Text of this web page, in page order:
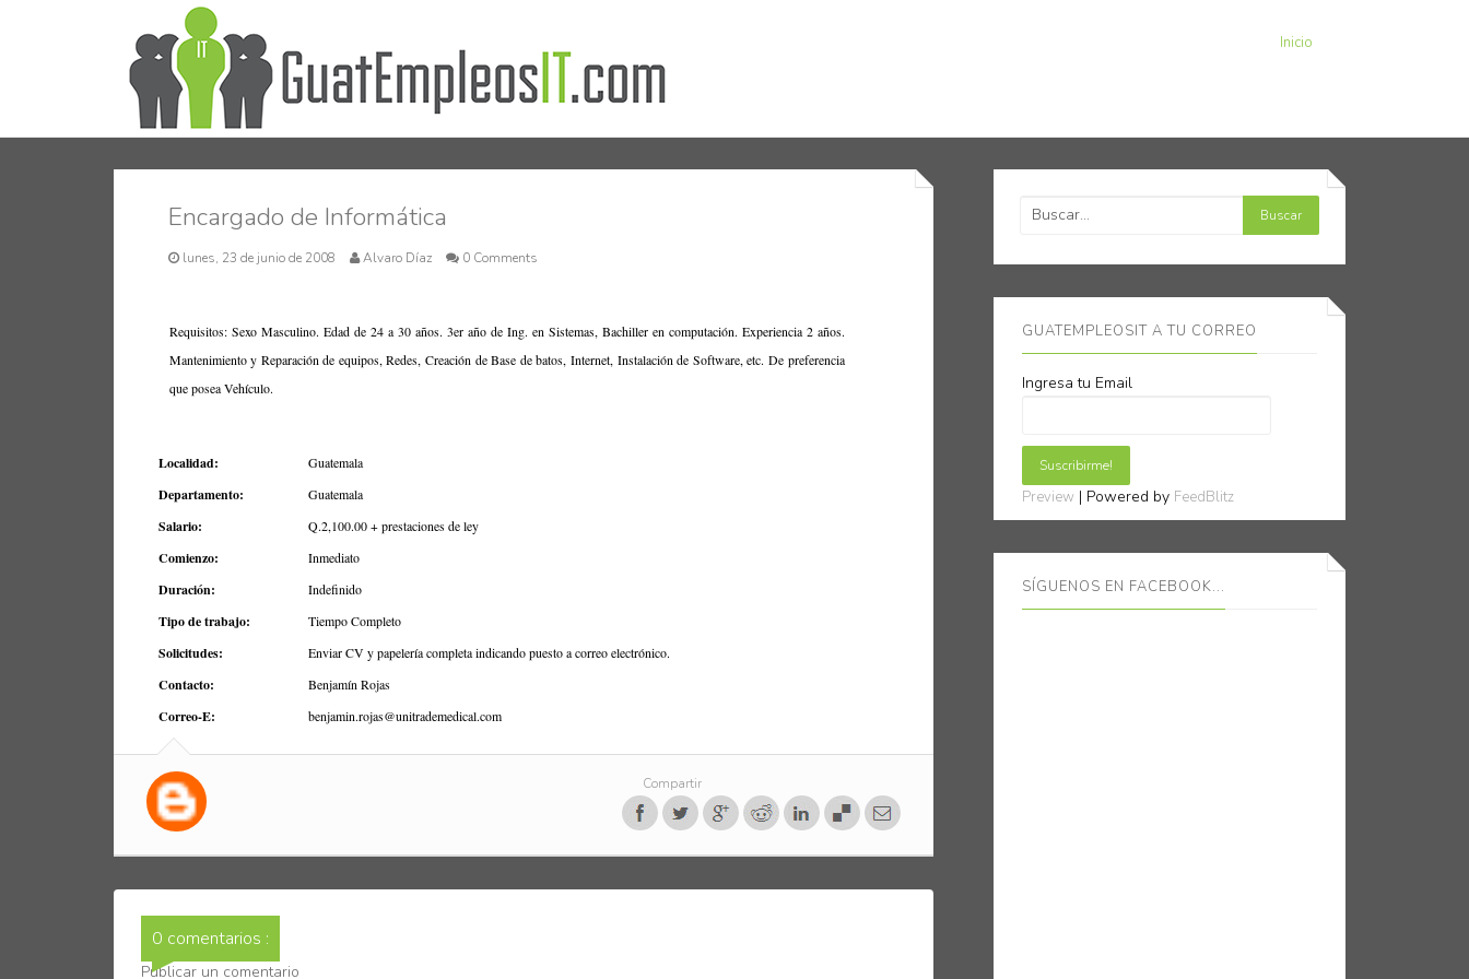
Inicio
Encargado de Informática
lunes, 23 de junio de 2008 Alvaro Díaz 0 Comments
Requisitos: Sexo Masculino. Edad de 24 a 30 años. 3er año de Ing. en Sistemas, Bachiller en computación. Experiencia 2 años.
Mantenimiento y Reparación de equipos, Redes, Creación de Base de batos, Internet, Instalación de Software, etc. De preferencia
que posea Vehículo.
Localidad: Guatemala
Departamento: Guatemala
Salario: Q.2,100.00 + prestaciones de ley
Comienzo: Inmediato
Duración: Indefinido
Tipo de trabajo: Tiempo Completo
Solicitudes: Enviar CV y papelería completa indicando puesto a correo electrónico.
Contacto: Benjamín Rojas
Correo-E: benjamin.rojas@unitrademedical.com
Compartir
0 comentarios :
Publicar un comentario
GUATEMPLEOSIT A TU CORREO
Ingresa tu Email
Preview | Powered by FeedBlitz
SÍGUENOS EN FACEBOOK...